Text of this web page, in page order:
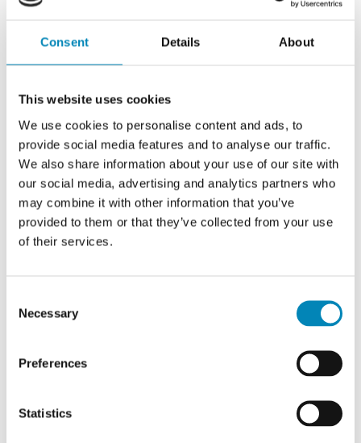
Consent Details About
This website uses cookies
We use cookies to personalise content and ads, to
provide social media features and to analyse our traffic.
We also share information about your use of our site with
our social media, advertising and analytics partners who
may combine it with other information that you’ve
provided to them or that they’ve collected from your use
of their services.
Selection
Necessary
Preferences
Statistics
Leveringstid 1 - 3 hverdage
Newform Fan - krom
Din-pris: 1.436,00
badeværelsesarmatur
Newform Fan - mat sort
Din-pris: 1.436,00DKK